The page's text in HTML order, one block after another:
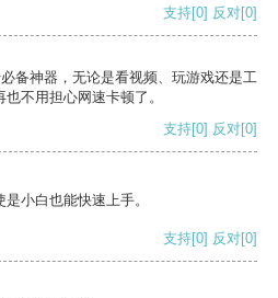
支持[0] 反对[0]
备神器，无论是看视频、玩游戏还是工
不用担心网速卡顿了。
支持[0] 反对[0]
小白也能快速上手。
支持[0] 反对[0]